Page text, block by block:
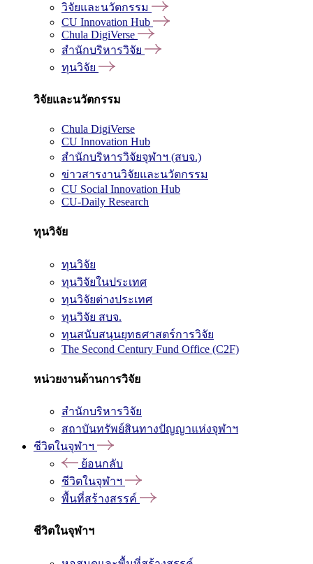
วิจัยและนวัตกรรม
CU Innovation Hub
Chula DigiVerse
สำนักบริหารวิจัย
ทุนวิจัย
วิจัยและนวัตกรรม
Chula DigiVerse
CU Innovation Hub
สำนักบริหารวิจัยจุฬาฯ (สบจ.)
ข่าวสารงานวิจัยและนวัตกรรม
CU Social Innovation Hub
CU-Daily Research
ทุนวิจัย
ทุนวิจัย
ทุนวิจัยในประเทศ
ทุนวิจัยต่างประเทศ
ทุนวิจัย สบจ.
ทุนสนับสนุนยุทธศาสตร์การวิจัย
The Second Century Fund Office (C2F)
หน่วยงานด้านการวิจัย
สำนักบริหารวิจัย
สถาบันทรัพย์สินทางปัญญาแห่งจุฬาฯ
ชีวิตในจุฬาฯ
ย้อนกลับ
ชีวิตในจุฬาฯ
พื้นที่สร้างสรรค์
ชีวิตในจุฬาฯ